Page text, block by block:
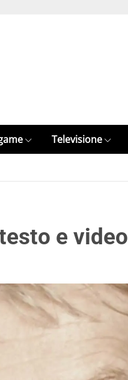
Televisione
e video